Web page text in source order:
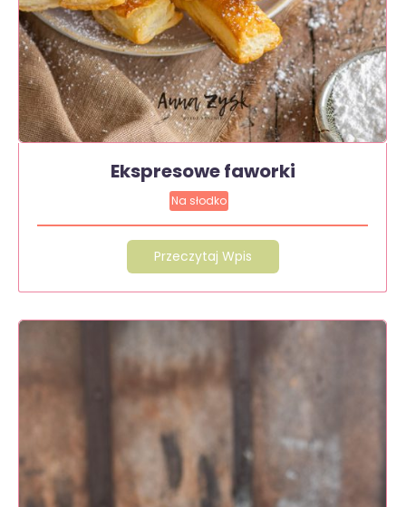
Ekspresowe faworki
Na słodko
Przeczytaj Wpis